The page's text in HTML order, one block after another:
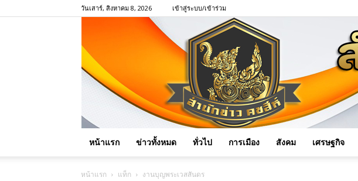
วันเสาร์, สิงหาคม 8, 2026 เข้าสู่ระบบ/เข้าร่วม
หน้าแรก ข่าวทั้งหมด ทั่วไป การเมือง สังคม เศรษฐกิจ
หน้าแรก แท็ก งานบุญพระเวสสันดร